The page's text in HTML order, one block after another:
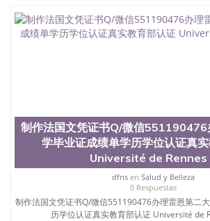
镭射，紫外荧光，温感，复印防伪）
对照。质量得到了广大海外客户群体
海外学校留学中介， 同时能做到与时
们在保证合理定价的同时，坚持较高
质和效率不断优化，为您倾情诠释什
咨询顾问：Sam q/微信:551190476 Q/
信:551190476办理毕业证成绩单、教育
知书，雅思，留学回国证明.
公司专业制作、办理、仿制、成绩单
教育部学历学位认证、毕业证、成绩单
制作法国文凭证书Q/微信551190476
学毕业证成绩单学历学位认证真
Université de Rennes
dfnsen Salud y Belleza
0 Respuestas
制作法国文凭证书Q/微信551190476办理雷恩第二
历学位认证真实教育部认证 Université de